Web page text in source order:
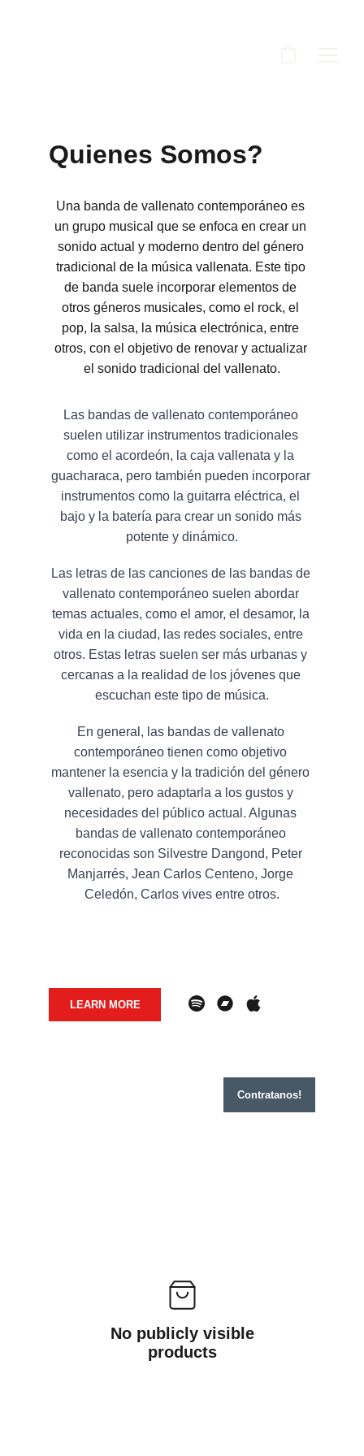
Una banda de vallenato contemporáneo es
un grupo musical que se enfoca en crear un
sonido actual y moderno dentro del género
tradicional de la música vallenata. Este tipo
de banda suele incorporar elementos de
otros géneros musicales, como el rock, el
pop, la salsa, la música electrónica, entre
otros, con el objetivo de renovar y actualizar
el sonido tradicional del vallenato.
Las bandas de vallenato contemporáneo
suelen utilizar instrumentos tradicionales
como el acordeón, la caja vallenata y la
guacharaca, pero también pueden incorporar
instrumentos como la guitarra eléctrica, el
bajo y la batería para crear un sonido más
potente y dinámico.
Las letras de las canciones de las bandas de
vallenato contemporáneo suelen abordar
temas actuales, como el amor, el desamor, la
vida en la ciudad, las redes sociales, entre
otros. Estas letras suelen ser más urbanas y
cercanas a la realidad de los jóvenes que
escuchan este tipo de música.
En general, las bandas de vallenato
contemporáneo tienen como objetivo
mantener la esencia y la tradición del género
vallenato, pero adaptarla a los gustos y
necesidades del público actual. Algunas
bandas de vallenato contemporáneo
reconocidas son Silvestre Dangond, Peter
Manjarrés, Jean Carlos Centeno, Jorge
Celedón, Carlos vives entre otros.
LEARN MORE
Quienes Somos?
Contratanos!
No publicly visible
products